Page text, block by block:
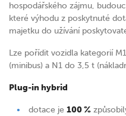
hospodářského zájmu,
které výhodu z poskytnuté
majetku do užívání
Lze pořídit vozidla kategorií
(minibus) a N1 do 3,5 t
Plug-in hybrid
dotace je 100 %